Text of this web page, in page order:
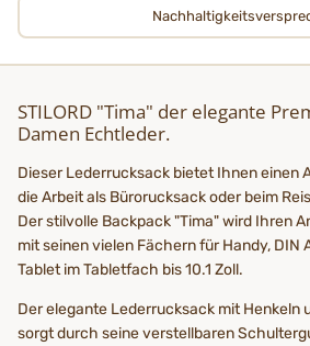
STILORD "Tima" der elegante
Damen Echtleder.
Dieser Lederrucksack bietet Ihnen einen
die Arbeit als Bürorucksack oder beim
Der stilvolle Backpack "Tima" wird Ihren
mit seinen vielen Fächern für Handy, DIN
Tablet im Tabletfach bis 10.1 Zoll.
Der elegante Lederrucksack mit Henkeln
sorgt durch seine verstellbaren